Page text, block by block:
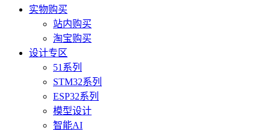
实物购买
站内购买
淘宝购买
设计专区
51系列
STM32系列
ESP32系列
模型设计
智能AI